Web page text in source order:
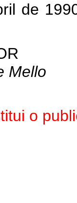
de
Mello
o